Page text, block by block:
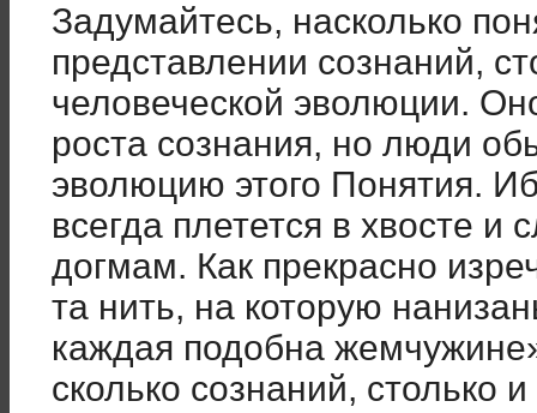
Задумайтесь, насколько
представлении сознаний,
человеческой эволюции.
роста сознания, но люди
эволюцию этого Понятия.
всегда плетется в хвосте и
догмам. Как прекрасно
та нить, на которую
каждая подобна
сколько сознаний, столько